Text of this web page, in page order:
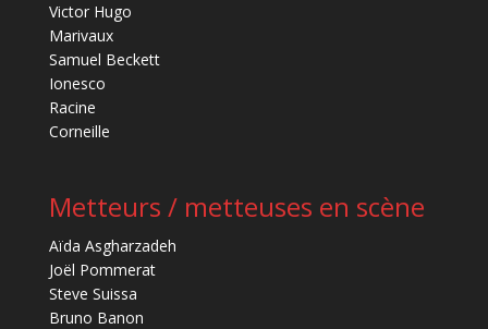
Victor Hugo
Marivaux
Samuel Beckett
Ionesco
Racine
Corneille
Metteurs / metteuses en scène
Aïda Asgharzadeh
Joël Pommerat
Steve Suissa
Bruno Banon